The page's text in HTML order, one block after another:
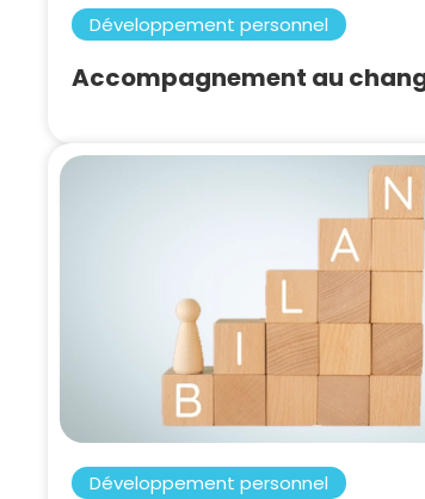
Développement personnel
Accompagnement au
Développement personnel